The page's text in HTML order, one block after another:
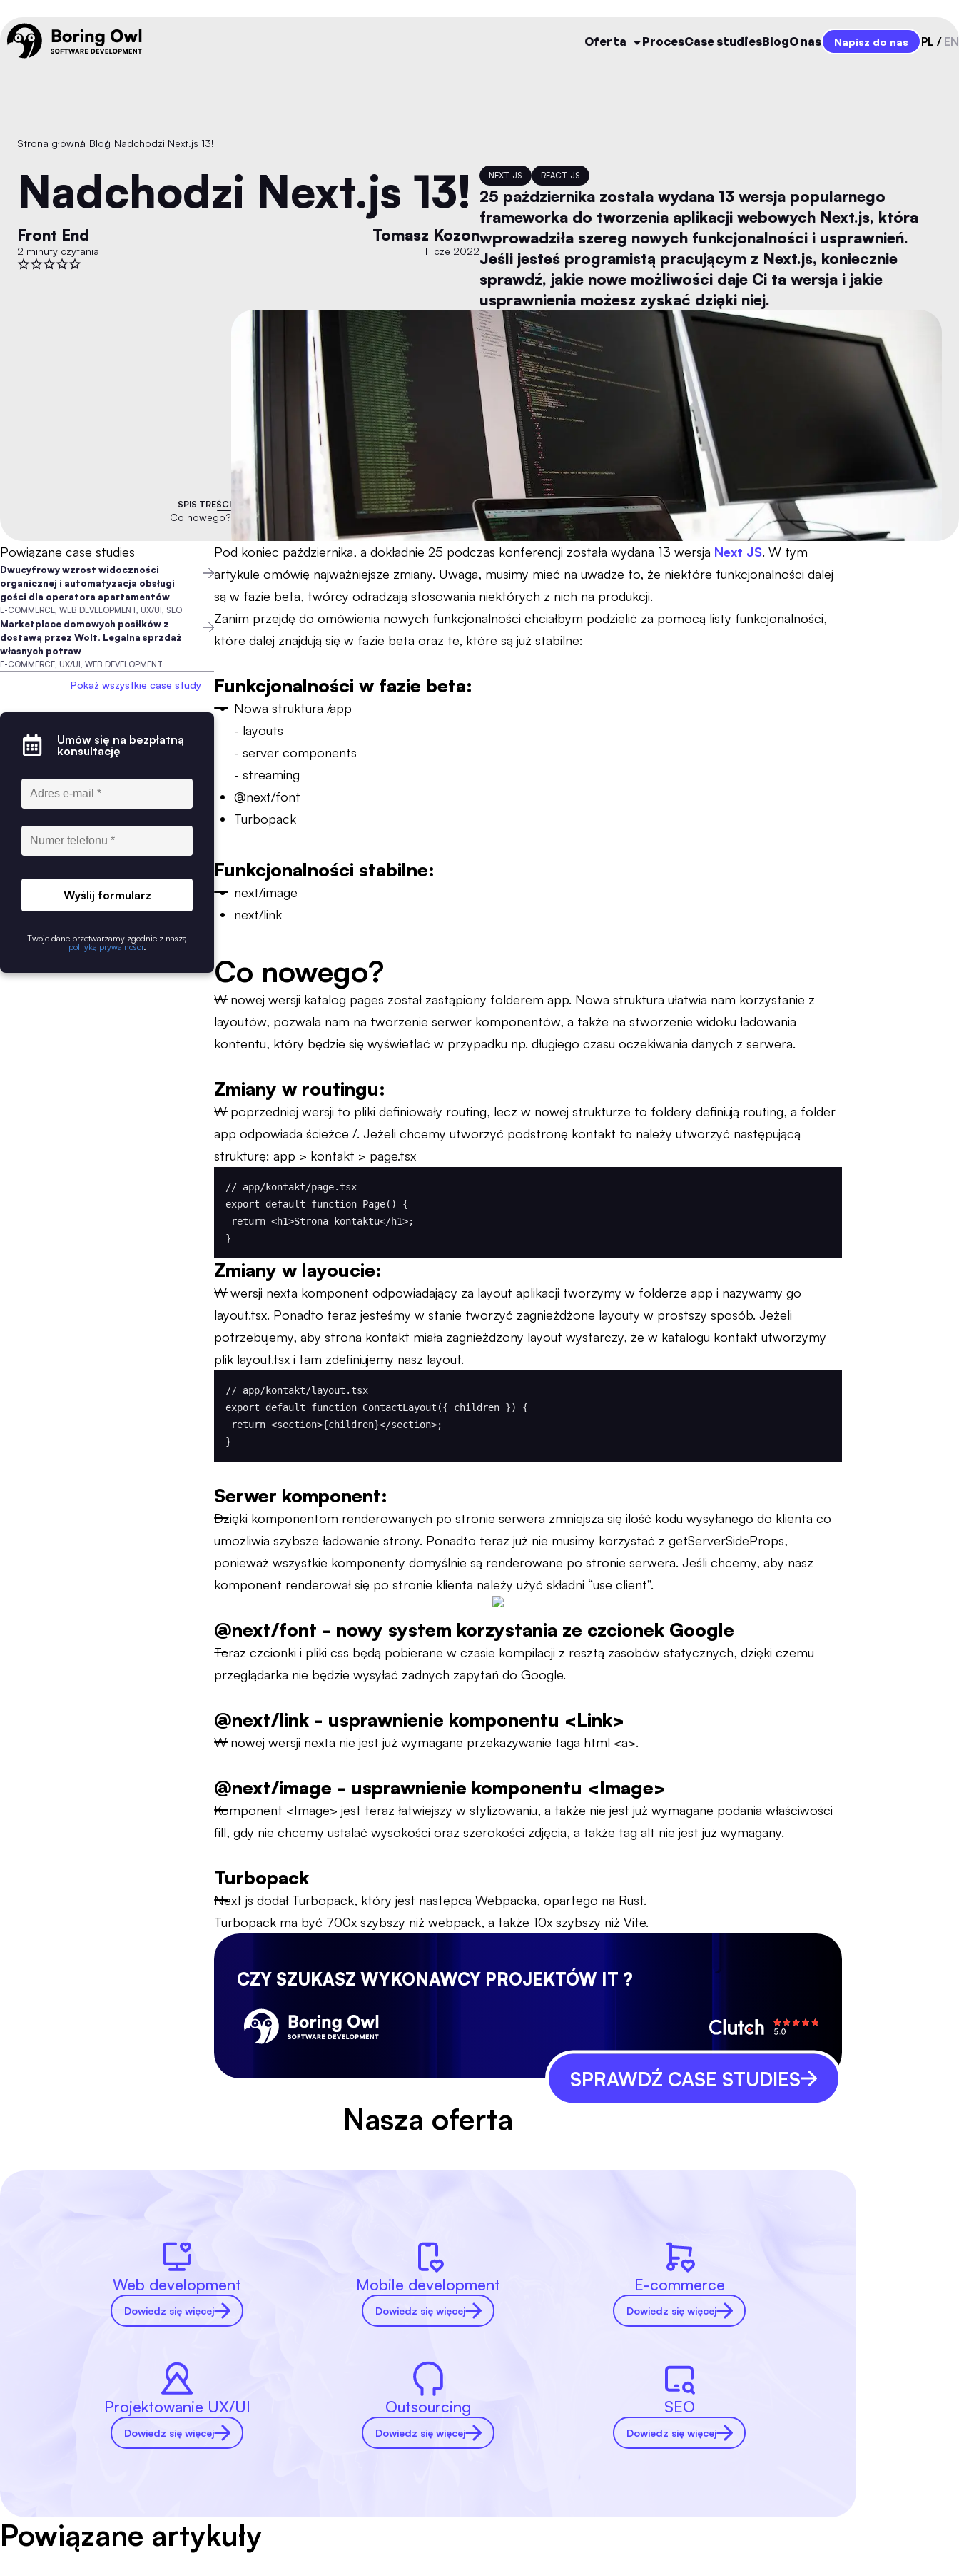
Oferta ProcesCase studiesBlogO nas Napisz do nas PL EN
Strona główna
/ Blog
/ Nadchodzi Next.js 13!
Nadchodzi Next.js 13!
Front End
2 minuty czytania
Tomasz Kozon
11 cze 2022
NEXT-JS REACT-JS
25 października została wydana 13 wersja popularnego
frameworka do tworzenia aplikacji webowych Next.js, która
wprowadziła szereg nowych funkcjonalności i usprawnień.
Jeśli jesteś programistą pracującym z Next.js, koniecznie
sprawdź, jakie nowe możliwości daje Ci ta wersja i jakie
usprawnienia możesz zyskać dzięki niej.
SPIS TREŚCI
Co nowego?
Powiązane case studies
Dwucyfrowy wzrost widoczności
organicznej i automatyzacja obsługi
gości dla operatora apartamentów
E-COMMERCE, WEB DEVELOPMENT, UX/UI, SEO
Marketplace domowych posiłków z
dostawą przez Wolt. Legalna sprzdaż
własnych potraw
E-COMMERCE, UX/UI, WEB DEVELOPMENT
Pokaż wszystkie case study
Umów się na bezpłatną
konsultację
Wyślij formularz
Twoje dane przetwarzamy zgodnie z naszą
polityką prywatności
Pod koniec października, a dokładnie 25 podczas konferencji została wydana 13 wersja Next JS. W tym
artykule omówię najważniejsze zmiany. Uwaga, musimy mieć na uwadze to, że niektóre funkcjonalności dalej
są w fazie beta, twórcy odradzają stosowania niektórych z nich na produkcji.
Zanim przejdę do omówienia nowych funkcjonalności chciałbym podzielić za pomocą listy funkcjonalności,
które dalej znajdują się w fazie beta oraz te, które są już stabilne:
Funkcjonalności w fazie beta:
Nowa struktura /app
- layouts
- server components
- streaming
@next/font
Turbopack
Funkcjonalności stabilne:
next/image
next/link
Co nowego?
W nowej wersji katalog pages został zastąpiony folderem app. Nowa struktura ułatwia nam korzystanie z
layoutów, pozwala nam na tworzenie serwer komponentów, a także na stworzenie widoku ładowania
kontentu, który będzie się wyświetlać w przypadku np. długiego czasu oczekiwania danych z serwera.
Zmiany w routingu:
W poprzedniej wersji to pliki definiowały routing, lecz w nowej strukturze to foldery definiują routing, a folder
app odpowiada ścieżce /. Jeżeli chcemy utworzyć podstronę kontakt to należy utworzyć następującą
strukturę: app > kontakt > page.tsx
// app/kontakt/page.tsx
export default function Page() {
}
Zmiany w layoucie:
W wersji nexta komponent odpowiadający za layout aplikacji tworzymy w folderze app i nazywamy go
layout.tsx. Ponadto teraz jesteśmy w stanie tworzyć zagnieżdżone layouty w prostszy sposób. Jeżeli
potrzebujemy, aby strona kontakt miała zagnieżdżony layout wystarczy, że w katalogu kontakt utworzymy
plik layout.tsx i tam zdefiniujemy nasz layout.
// app/kontakt/layout.tsx
export default function ContactLayout({ children }) {
}
Serwer komponent:
Dzięki komponentom renderowanych po stronie serwera zmniejsza się ilość kodu wysyłanego do klienta co
umożliwia szybsze ładowanie strony. Ponadto teraz już nie musimy korzystać z getServerSideProps,
ponieważ wszystkie komponenty domyślnie są renderowane po stronie serwera. Jeśli chcemy, aby nasz
komponent renderował się po stronie klienta należy użyć składni “use client”.
@next/font - nowy system korzystania ze czcionek Google
Teraz czcionki i pliki css będą pobierane w czasie kompilacji z resztą zasobów statycznych, dzięki czemu
przeglądarka nie będzie wysyłać żadnych zapytań do Google.
@next/link - usprawnienie komponentu <Link>
W nowej wersji nexta nie jest już wymagane przekazywanie taga html <a>.
@next/image - usprawnienie komponentu <Image>
Komponent <Image> jest teraz łatwiejszy w stylizowaniu, a także nie jest już wymagane podania właściwości
fill, gdy nie chcemy ustalać wysokości oraz szerokości zdjęcia, a także tag alt nie jest już wymagany.
Turbopack
Next js dodał Turbopack, który jest następcą Webpacka, opartego na Rust.
Turbopack ma być 700x szybszy niż webpack, a także 10x szybszy niż Vite.
CZY SZUKASZ WYKONAWCY PROJEKTÓW IT ?
SPRAWDŹ CASE STUDIES
Nasza oferta
Web development
Dowiedz się więcej
Mobile development
Dowiedz się więcej
E-commerce
Dowiedz się więcej
Projektowanie UX/UI
Dowiedz się więcej
Outsourcing
Dowiedz się więcej
SEO
Dowiedz się więcej
Powiązane artykuły